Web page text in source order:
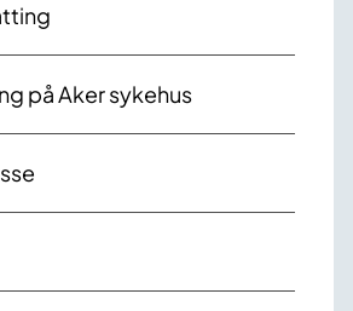
på Aker sykehus